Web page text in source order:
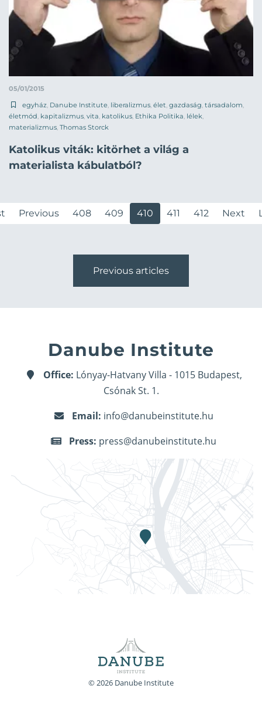
05/01/2015
egyház, Danube Institute, liberalizmus, élet, gazdaság, társadalom,
életmód, kapitalizmus, vita, katolikus, Ethika Politika, lélek,
materializmus, Thomas Storck
Katolikus viták: kitörhet a világ a
materialista kábulatból?
Previous 408 409 410 411 412 Next
Previous articles
Danube Institute
Office: Lónyay-Hatvany Villa - 1015 Budapest,
Csónak St. 1.
Email: info@danubeinstitute.hu
Press: press@danubeinstitute.hu
© 2026 Danube Institute